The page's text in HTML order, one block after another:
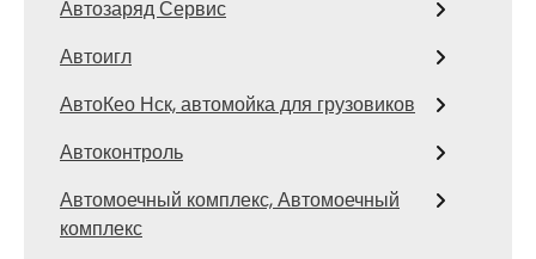
Автозаряд Сервис
Автоигл
АвтоКео Нск, автомойка для грузовиков
Автоконтроль
Автомоечный комплекс, Автомоечный
комплекс